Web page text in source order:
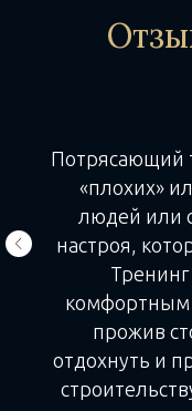
Потрясающий
«плохих»
людей или
настроя,
комфортным
прожив
отдохнуть и